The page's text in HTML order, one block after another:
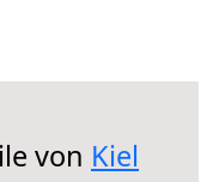
von Kiel